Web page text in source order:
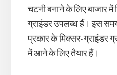
चटनी बनाने के लिए बाजार में
ग्राइंडर उपलब्ध हैं। इस
प्रकार के मिक्सर-ग्राइंडर
में आने के लिए तैयार हैं।